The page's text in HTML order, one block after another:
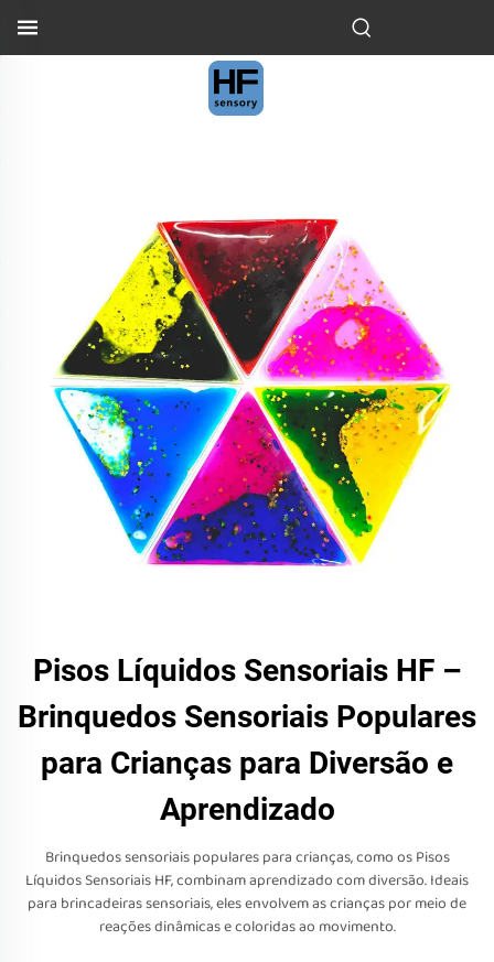
Pisos Líquidos Sensoriais HF –
Brinquedos Sensoriais Populares
para Crianças para Diversão e
Aprendizado
Brinquedos sensoriais populares para crianças, como os Pisos
Líquidos Sensoriais HF, combinam aprendizado com diversão. Ideais
para brincadeiras sensoriais, eles envolvem as crianças por meio de
reações dinâmicas e coloridas ao movimento.